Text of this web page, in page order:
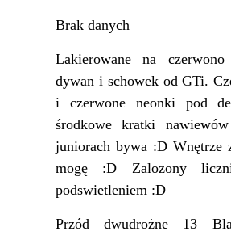
Brak danych
Lakierowane na
dywan i schowek od GTi.
i czerwone neonki pod
środkowe kratki
juniorach bywa :D Wnętrze
mogę :D Zalozony
podswietleniem :D
Przód dwudrożne 13